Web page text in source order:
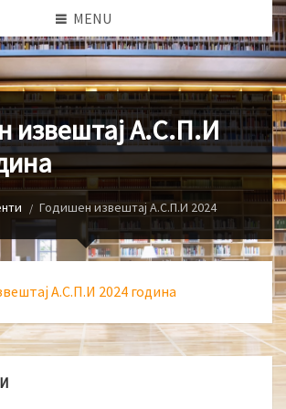
MENU
извештај А.С.П.И
Годишен извештај А.С.П.И 2024
А.С.П.И 2024 година